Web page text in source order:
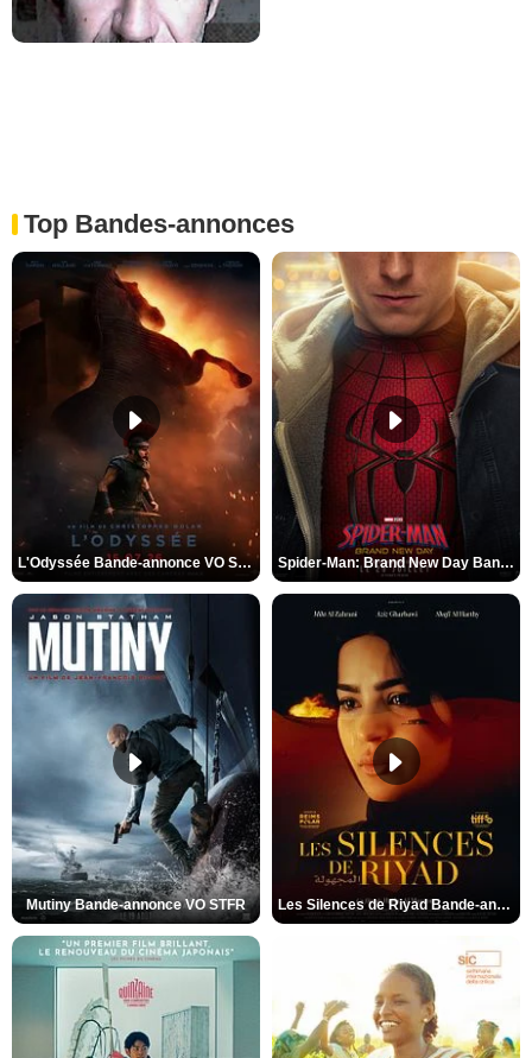
Top Bandes-annonces
L'Odyssée Bande-annonce VO STFR Spider-Man: Brand New Day Bande-annonce VO STFR
Mutiny Bande-annonce VO STFR Les Silences de Riyad Bande-annonce VO STFR